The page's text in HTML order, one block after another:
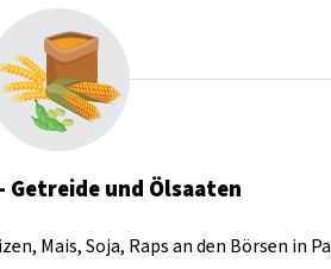
und Ölsaaten
Mais, Soja, Raps an den Börsen in